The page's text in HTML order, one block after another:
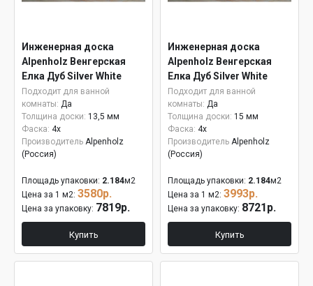
Инженерная доска
Alpenholz Венгерская
Елка Дуб Silver White
Подходит для ванной
комнаты: Да
Толщина доски: 13,5 мм
Фаска: 4x
Производитель Alpenholz
(Россия)
Площадь упаковки: 2.184м2
Цена за 1 м2: 3580р.
Цена за упаковку: 7819р.
Купить
Инженерная доска
Alpenholz Венгерская
Елка Дуб Silver White
15мм
Подходит для ванной
комнаты: Да
Толщина доски: 15 мм
Фаска: 4x
Производитель Alpenholz
(Россия)
Площадь упаковки: 2.184м2
Цена за 1 м2: 3993р.
Цена за упаковку: 8721р.
Купить